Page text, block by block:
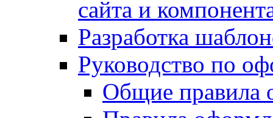
сайта и
Разработка
Руководство по
Общие правила